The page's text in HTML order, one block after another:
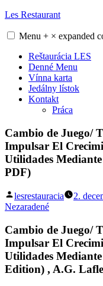
Skip
content
Les Restaurant
Menu + × expanded
Reštaurácia LES
Denné Menu
Vínna karta
Jedálny lístok
Kontakt
Práca
Cambio de Juego/
Impulsar El
Utilidades
PDF)
Posted
by
lesrestauracia 2.
Nezaradené
Cambio de Juego/
Impulsar El
Utilidades
Edition) , A.G.